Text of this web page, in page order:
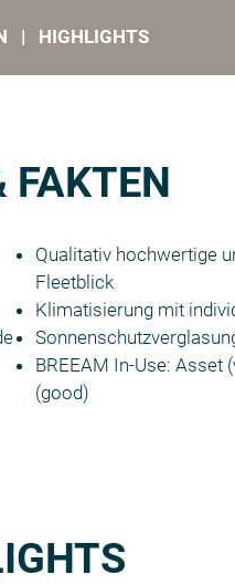
| HIGHLIGHTS
FAKTEN
Qualitativ hochwertige
Fleetblick
Klimatisierung mit
BREEAM In-Use: Asset
(good)